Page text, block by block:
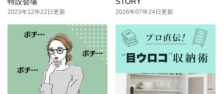
2023年12年22日更新 2026年07年24日更新